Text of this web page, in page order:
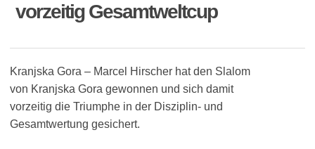
vorzeitig Gesamtweltcup
Kranjska Gora – Marcel Hirscher hat den Slalom
von Kranjska Gora gewonnen und sich damit
vorzeitig die Triumphe in der Disziplin- und
Gesamtwertung gesichert.